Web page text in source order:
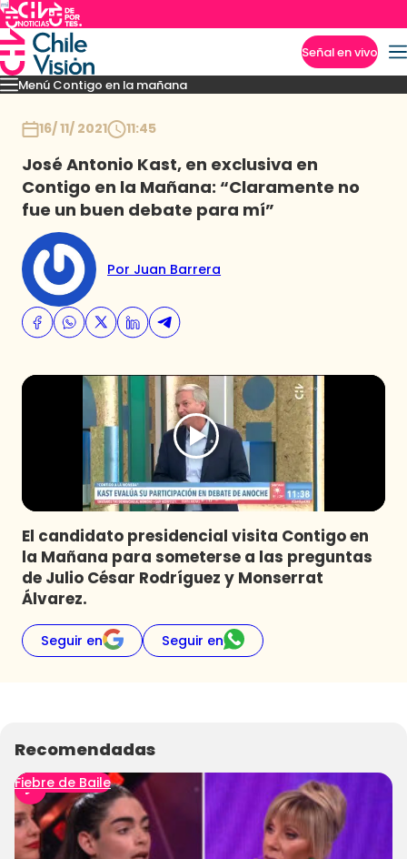
Señal en vivo
Menú Contigo en la mañana
MomentosReportajesDenunciasPolicialPolíticaEspectáculo
16/ 11/ 2021 11:45
José Antonio Kast, en exclusiva en
Contigo en la Mañana: “Claramente no
fue un buen debate para mí”
Por Juan Barrera
El candidato presidencial visita Contigo en
la Mañana para someterse a las preguntas
de Julio César Rodríguez y Monserrat
Álvarez.
Seguir en Seguir en
Recomendadas
Fiebre de Baile
Imperdibles
Programas
Club De La Comedia
Contigo en Directo
Plan Perfecto
El Tiempo
Sabingo
Todos Los Programas